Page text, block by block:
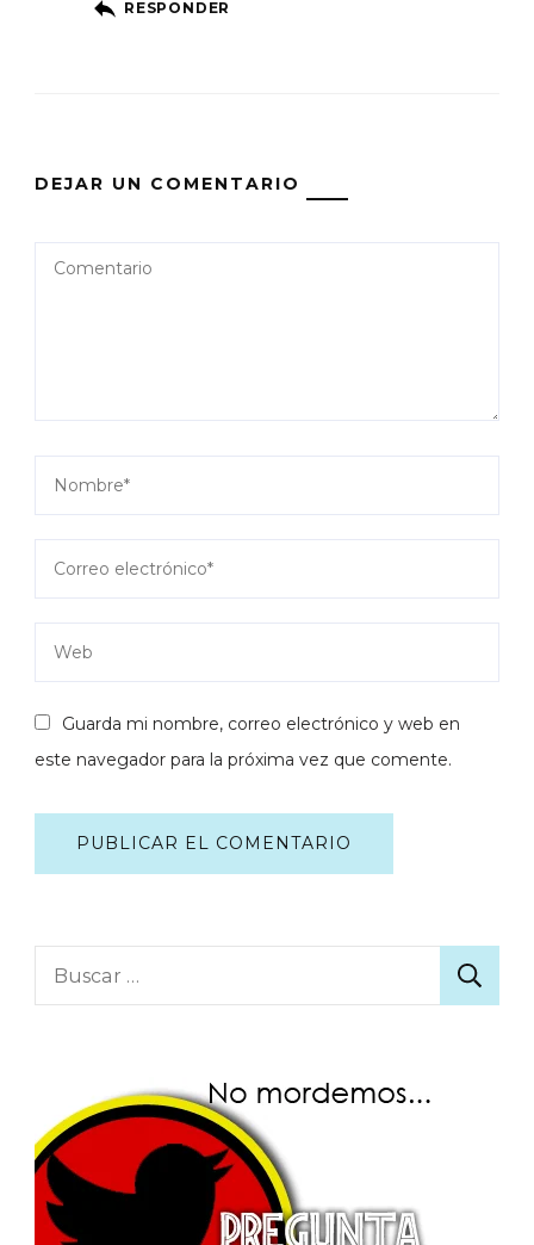
RESPONDER
DEJAR UN COMENTARIO
Guarda mi nombre, correo electrónico y web en
este navegador para la próxima vez que comente.
Buscar: